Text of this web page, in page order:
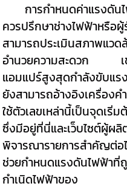
การกำหนดค่าแรงดัน
ควรปรึกษาช่างไฟฟ้าหรื
สามารถประเมินสภาพแว
อำนวยความสะดวก เช่
แอมแปร์สูงสุดกำลังขับแร
ยังสามารถอ้างอิงเครื่องค
ใช้ตัวเลขเหล่านี้เป็นจุดเ
ซึ่งมีอยู่ที่นี่และเว็บไซต์ผู้
พิจารณารายการสำคัญต่อ
ช่วยกำหนดแรงดันไฟฟ้าที่
กำเนิดไฟฟ้าของ